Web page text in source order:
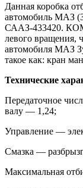
Данная коробка
автомобиль МАЗ
СААЗ-433420.
левого вращения,
автомобиля МАЗ
такое как: кран
Технические
Передаточное
валу — 1,24;
Управление —
Смазка —
Максимальная